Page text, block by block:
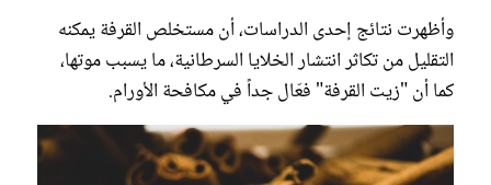
وأظهرت نتائج إحدى الدراسات، أن مستخلص القرفة يمكنه
التقليل من تكاثر انتشار الخلايا السرطانية، ما يسبب موتها،
كما أن "زيت القرفة" فعّال جداً في مكافحة الأورام.